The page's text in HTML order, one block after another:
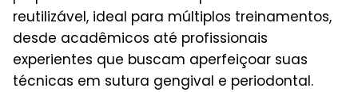
reutilizável, ideal para múltiplos treinamentos,
desde acadêmicos até profissionais
experientes que buscam aperfeiçoar suas
técnicas em sutura gengival e periodontal.